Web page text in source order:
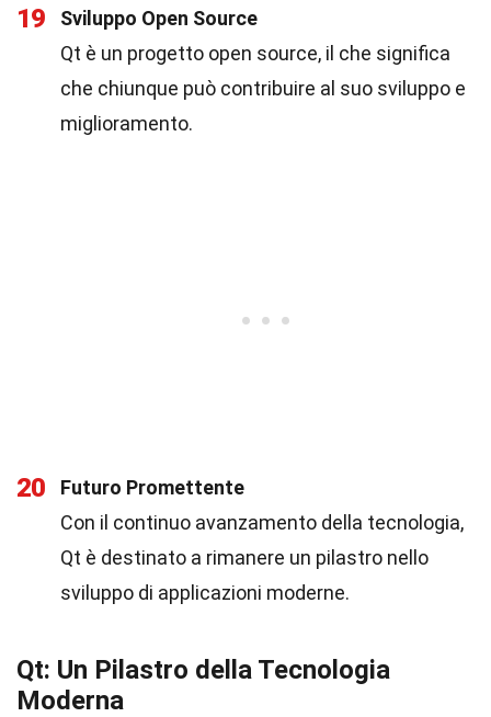
19
Sviluppo Open Source
Qt è un progetto open source, il che significa
che chiunque può contribuire al suo sviluppo e
miglioramento.
20
Futuro Promettente
Con il continuo avanzamento della tecnologia,
Qt è destinato a rimanere un pilastro nello
sviluppo di applicazioni moderne.
Qt: Un Pilastro della Tecnologia
Moderna